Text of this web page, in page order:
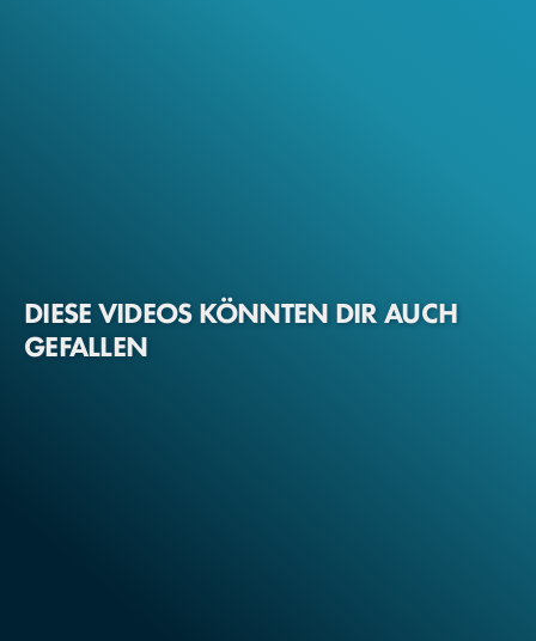
DIESE VIDEOS KÖNNTEN DIR AUCH
GEFALLEN